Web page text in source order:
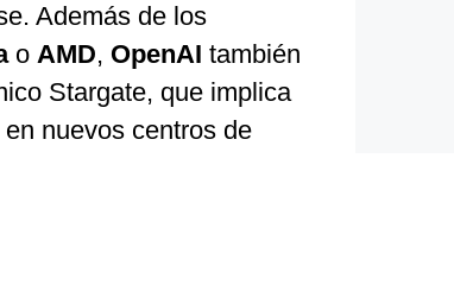
Además de los
o AMD, OpenAI también
Stargate, que implica
nuevos centros de